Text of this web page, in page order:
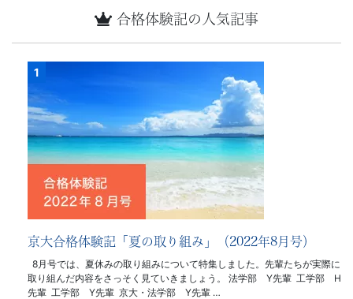
合格体験記の人気記事
京大合格体験記「夏の取り組み」（2022年8月号）
8月号では、夏休みの取り組みについて特集しました。先輩たちが実際に
取り組んだ内容をさっそく見ていきましょう。 法学部 Y先輩 工学部 H
先輩 工学部 Y先輩 京大・法学部 Y先輩 …